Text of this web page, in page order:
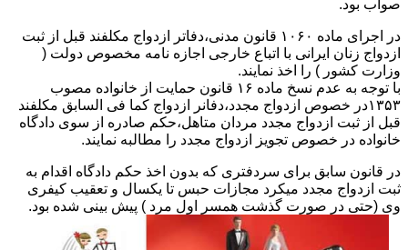
صواب بود.
در اجرای ماده ۱۰۶۰ قانون مدنی،دفاتر ازدواج مکلفند قبل از ثبت
ازدواج زنان ایرانی با اتباع خارجی اجازه نامه مخصوص دولت (
وزارت کشور ) را اخذ نمایند.
با توجه به عدم نسخ ماده ۱۶ قانون حمایت از خانواده مصوب
۱۳۵۳در خصوص ازدواج مجدد،دفانر ازدواج کما فی السابق مکلفند
قبل از ثبت ازدواج مجدد مردان متاهل،حکم صادره از سوی دادگاه
خانواده در خصوص تجویز ازدواج مجدد را مطالبه نمایند.
در قانون سابق برای سردفتری که بدون اخذ حکم دادگاه اقدام به
ثبت ازدواج مجدد میکرد مجازات حبس تا یکسال و تعقیب کیفری
وی (حتی در صورت گذشت همسر اول مرد ) پیش بینی شده بود.